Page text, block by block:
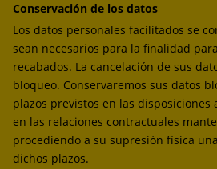
Conservación de los datos
Los datos personales facilitados se
sean necesarios para la finalidad
recabados. La cancelación de sus
bloqueo. Conservaremos sus datos
plazos previstos en las disposiciones
en las relaciones contractuales
procediendo a su supresión física
dichos plazos.